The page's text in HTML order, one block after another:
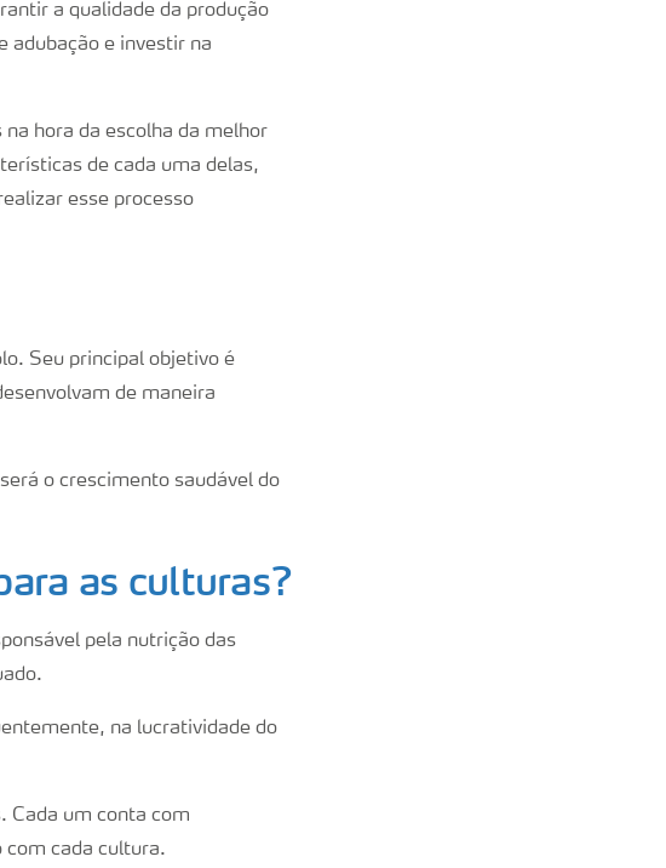
a qualidade da produção
adubação e investir na
hora da escolha da melhor
de cada uma delas,
esse processo
Seu principal objetivo é
de maneira
o crescimento saudável do
as culturas?
pela nutrição das
na lucratividade do
Cada um conta com
com cada cultura.